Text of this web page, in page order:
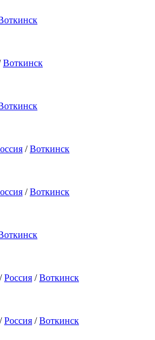
Воткинск
/Воткинск
/Воткинск
/Россия /Воткинск
/Россия /Воткинск